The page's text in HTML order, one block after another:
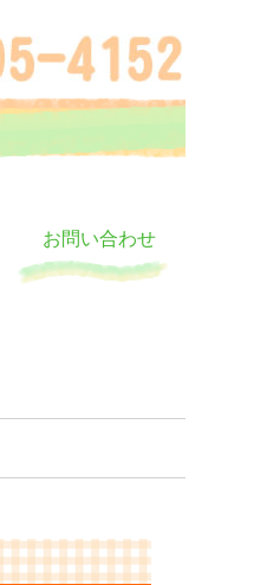
お問い合わせ